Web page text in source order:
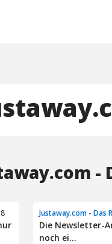
-
Justaway.com - Das
Die Newsletter-
noch ei...